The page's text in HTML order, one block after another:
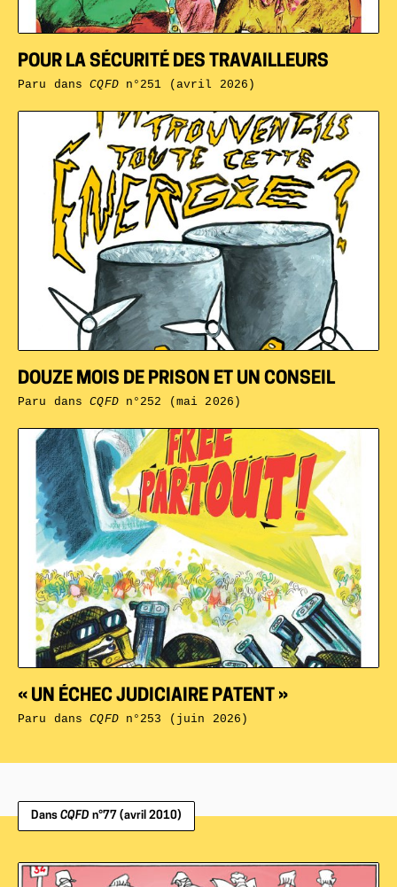
« UN ÉCHEC JUDICIAIRE PATENT »
Paru dansCQFDn°253 (juin 2026)
DOUZE MOIS DE PRISON ET UN CONSEIL
Paru dansCQFDn°252 (mai 2026)
POUR LA SÉCURITÉ DES TRAVAILLEURS
Paru dansCQFDn°251 (avril 2026)
Dans CQFD n°77 (avril 2010)